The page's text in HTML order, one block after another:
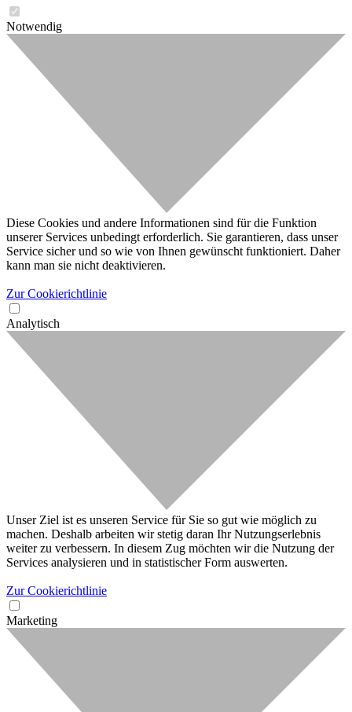
Notwendig
Diese Cookies und andere Informationen sind für die Funktion
unserer Services unbedingt erforderlich. Sie garantieren, dass unser
Service sicher und so wie von Ihnen gewünscht funktioniert. Daher
kann man sie nicht deaktivieren.
Zur Cookierichtlinie
Analytisch
Unser Ziel ist es unseren Service für Sie so gut wie möglich zu
machen. Deshalb arbeiten wir stetig daran Ihr Nutzungserlebnis
weiter zu verbessern. In diesem Zug möchten wir die Nutzung der
Services analysieren und in statistischer Form auswerten.
Zur Cookierichtlinie
Marketing